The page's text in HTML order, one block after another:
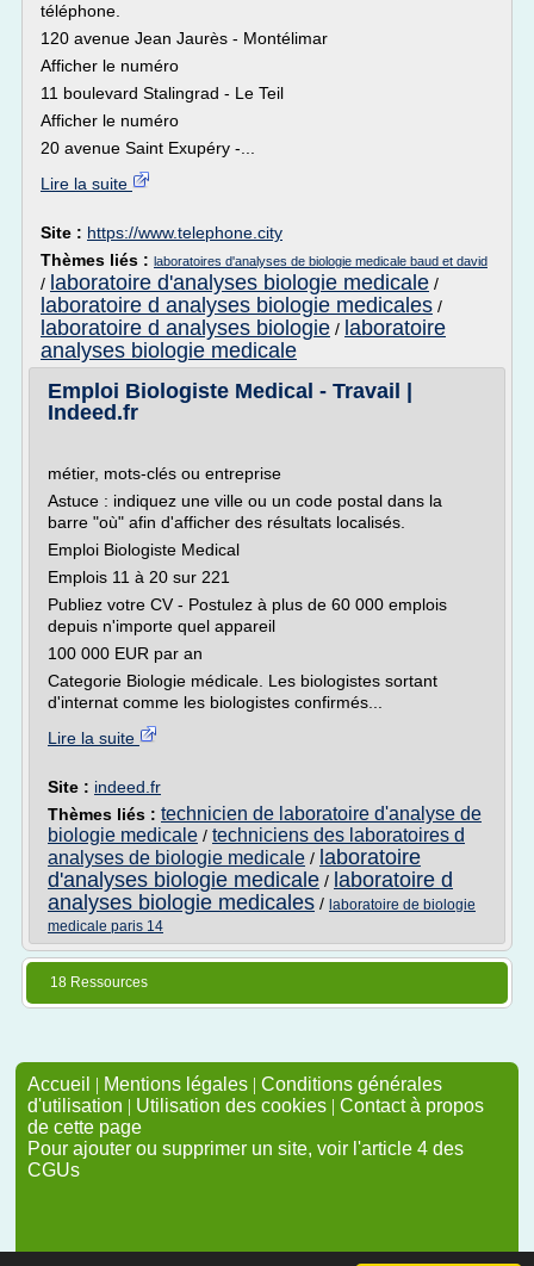
téléphone.
120 avenue Jean Jaurès - Montélimar
Afficher le numéro
11 boulevard Stalingrad - Le Teil
Afficher le numéro
20 avenue Saint Exupéry -...
Lire la suite
Site : https://www.telephone.city
Thèmes liés : laboratoires d'analyses de biologie medicale baud et david
/ laboratoire d'analyses biologie medicale /
laboratoire d analyses biologie medicales /
laboratoire d analyses biologie / laboratoire
analyses biologie medicale
Emploi Biologiste Medical - Travail |
Indeed.fr
métier, mots-clés ou entreprise
Astuce : indiquez une ville ou un code postal dans la
barre "où" afin d'afficher des résultats localisés.
Emploi Biologiste Medical
Emplois 11 à 20 sur 221
Publiez votre CV - Postulez à plus de 60 000 emplois
depuis n'importe quel appareil
100 000 EUR par an
Categorie Biologie médicale. Les biologistes sortant
d'internat comme les biologistes confirmés...
Lire la suite
Site : indeed.fr
Thèmes liés : technicien de laboratoire d'analyse de
biologie medicale / techniciens des laboratoires d
analyses de biologie medicale / laboratoire
d'analyses biologie medicale / laboratoire d
analyses biologie medicales / laboratoire de biologie
medicale paris 14
18 Ressources
Accueil | Mentions légales | Conditions générales
d'utilisation | Utilisation des cookies | Contact à propos
de cette page
Pour ajouter ou supprimer un site, voir l'article 4 des
CGUs